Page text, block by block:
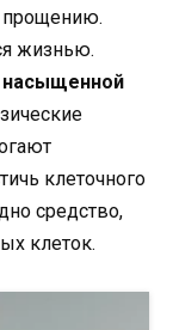
прощению.
жизнью.
насыщенной
клеточного
средство,
клеток.